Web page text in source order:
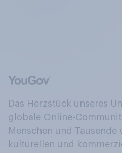
Das Herzstück unseres
globale Online-
Menschen und
kulturellen und